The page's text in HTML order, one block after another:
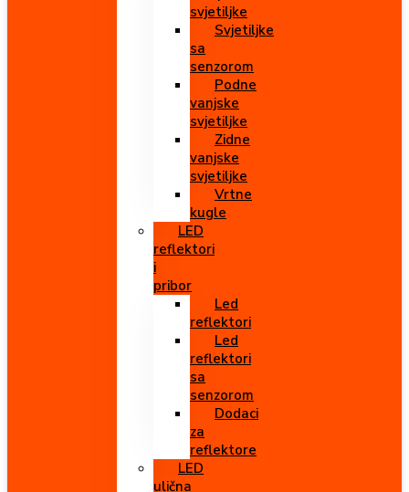
svjetiljke
Svjetiljke
sa
senzorom
Podne
vanjske
svjetiljke
Zidne
vanjske
svjetiljke
Vrtne
kugle
LED
reflektori
i
pribor
Led
reflektori
Led
reflektori
sa
senzorom
Dodaci
za
reflektore
LED
ulična